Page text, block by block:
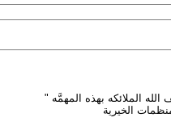
الملائكه بهذه المهمَّه "
الخيرية